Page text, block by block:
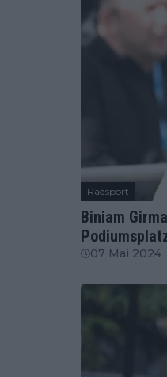
Radsport
Biniam
07 Mai 2024